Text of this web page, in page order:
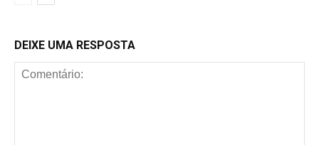
DEIXE UMA RESPOSTA